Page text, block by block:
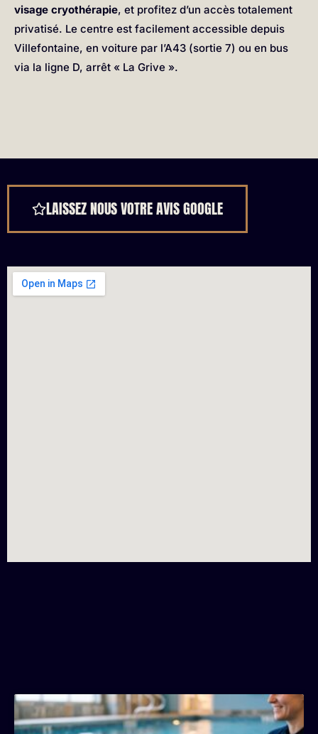
visage cryothérapie, et profitez d’un accès totalement
privatisé. Le centre est facilement accessible depuis
Villefontaine, en voiture par l’A43 (sortie 7) ou en bus
via la ligne D, arrêt « La Grive ».
LAISSEZ NOUS VOTRE AVIS GOOGLE